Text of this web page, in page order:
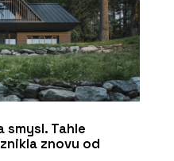
smysl. Tahle
znovu od